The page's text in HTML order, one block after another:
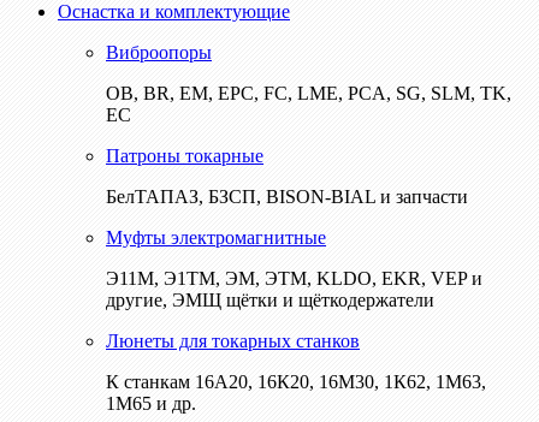
Оснастка и комплектующие
Виброопоры
ОВ, BR, EM, EPC, FC, LME, PCA, SG, SLM, TK,
EC
Патроны токарные
БелТАПАЗ, БЗСП, BISON-BIAL и запчасти
Муфты электромагнитные
Э11М, Э1ТМ, ЭМ, ЭТМ, KLDO, EKR, VEP и
другие, ЭМЩ щётки и щёткодержатели
Люнеты для токарных станков
К станкам 16А20, 16К20, 16М30, 1К62, 1М63,
1М65 и др.